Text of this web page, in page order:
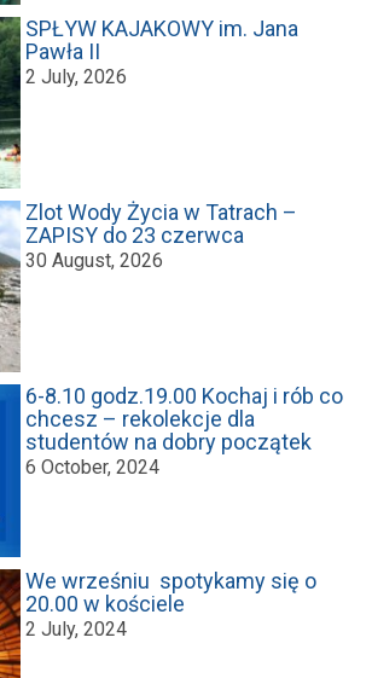
SPŁYW KAJAKOWY im. Jana
Pawła II
2 July, 2026
Zlot Wody Życia w Tatrach –
ZAPISY do 23 czerwca
30 August, 2026
6-8.10 godz.19.00 Kochaj i rób co
chcesz – rekolekcje dla
studentów na dobry początek
6 October, 2024
We wrześniu spotykamy się o
20.00 w kościele
2 July, 2024